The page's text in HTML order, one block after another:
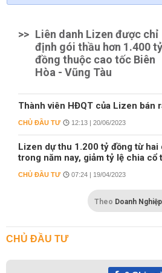
>> Liên danh Lizen được chỉ
định gói thầu hơn 1.400 tỷ
đồng thuộc cao tốc Biên
Hòa - Vũng Tàu
Thành viên HĐQT của Lizen bán
CHỦ ĐẦU TƯ 12:13 | 20/06/2023
Lizen dự thu 1.200 tỷ đồng từ hai
trong năm nay, giảm tỷ lệ chia cổ
CHỦ ĐẦU TƯ 07:24 | 19/04/2023
Theo Doanh
CHỦ ĐẦU TƯ